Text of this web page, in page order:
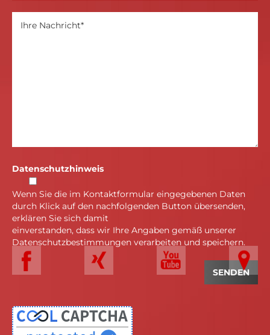
Datenschutzhinweis
Wenn Sie die im Kontaktformular eingegebenen Daten
durch Klick auf den nachfolgenden Button übersenden,
erklären Sie sich damit
einverstanden, dass wir Ihre Angaben gemäß unserer
Datenschutzbestimmungen verarbeiten und speichern.